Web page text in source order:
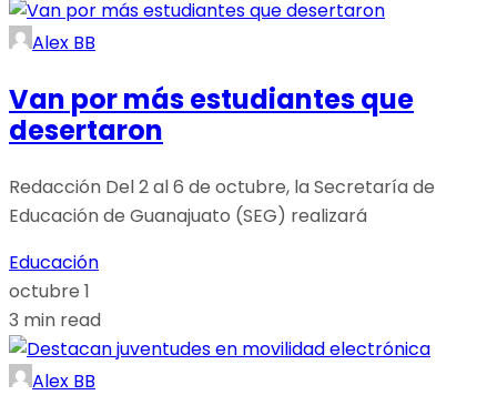
Alex BB
Van por más estudiantes que
desertaron
Redacción Del 2 al 6 de octubre, la Secretaría de
Educación de Guanajuato (SEG) realizará
Educación
octubre 1
3 min read
Alex BB